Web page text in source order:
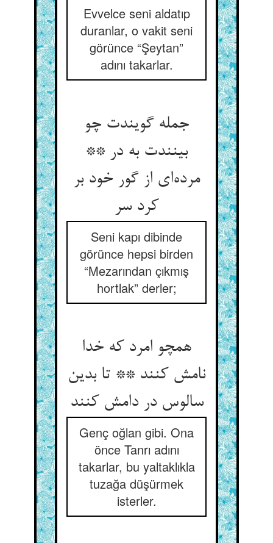
Evvelce seni aldatıp
duranlar, o vakit seni
görünce “Şeytan”
adını takarlar.
جمله گویندت چو
بینندت به در **
مرده‌‌ای از گور خود بر
کرد سر
Seni kapı dibinde
görünce hepsi birden
“Mezarından çıkmış
hortlak” derler;
همچو امرد که خدا
نامش کنند ** تا بدین
سالوس در دامش کنند
Genç oğlan gibi. Ona
önce Tanrı adını
takarlar, bu yaltaklıkla
tuzağa düşürmek
isterler.